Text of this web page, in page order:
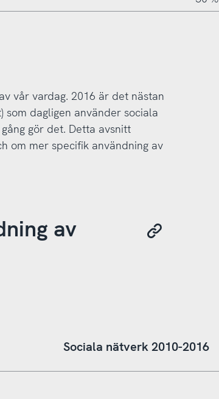
vår vardag. 2016 är det nästan
dagligen använder sociala
gör det. Detta avsnitt
om mer specifik användning av
av
Sociala nätverk 2010-2016